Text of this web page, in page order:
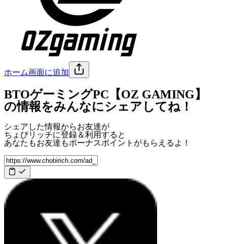
ホーム画面に追加
BTOゲーミングPC【OZ GAMING】
の情報をみんなにシェアしてね！
シェアした情報からお友達が
ちょびリッチに登録＆利用すると
あなたもお友達もボーナスポイント がもらえるよ！